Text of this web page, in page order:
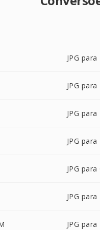
JPG para
JPG para
JPG para
JPG para
JPG para
JPG para
JPG para